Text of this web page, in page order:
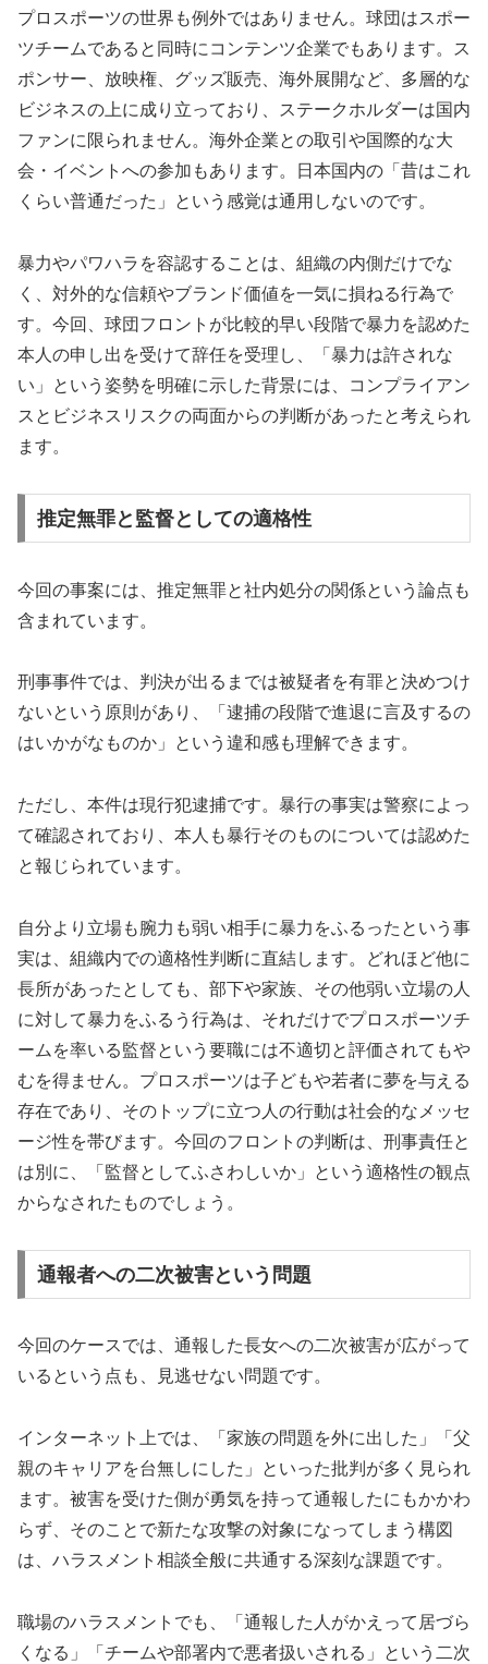
プロスポーツの世界も例外ではありません。球団はスポー
ツチームであると同時にコンテンツ企業でもあります。ス
ポンサー、放映権、グッズ販売、海外展開など、多層的な
ビジネスの上に成り立っており、ステークホルダーは国内
ファンに限られません。海外企業との取引や国際的な大
会・イベントへの参加もあります。日本国内の「昔はこれ
くらい普通だった」という感覚は通用しないのです。
暴力やパワハラを容認することは、組織の内側だけでな
く、対外的な信頼やブランド価値を一気に損ねる行為で
す。今回、球団フロントが比較的早い段階で暴力を認めた
本人の申し出を受けて辞任を受理し、「暴力は許されな
い」という姿勢を明確に示した背景には、コンプライアン
スとビジネスリスクの両面からの判断があったと考えられ
ます。
推定無罪と監督としての適格性
今回の事案には、推定無罪と社内処分の関係という論点も
含まれています。
刑事事件では、判決が出るまでは被疑者を有罪と決めつけ
ないという原則があり、「逮捕の段階で進退に言及するの
はいかがなものか」という違和感も理解できます。
ただし、本件は現行犯逮捕です。暴行の事実は警察によっ
て確認されており、本人も暴行そのものについては認めた
と報じられています。
自分より立場も腕力も弱い相手に暴力をふるったという事
実は、組織内での適格性判断に直結します。どれほど他に
長所があったとしても、部下や家族、その他弱い立場の人
に対して暴力をふるう行為は、それだけでプロスポーツチ
ームを率いる監督という要職には不適切と評価されてもや
むを得ません。プロスポーツは子どもや若者に夢を与える
存在であり、そのトップに立つ人の行動は社会的なメッセ
ージ性を帯びます。今回のフロントの判断は、刑事責任と
は別に、「監督としてふさわしいか」という適格性の観点
からなされたものでしょう。
通報者への二次被害という問題
今回のケースでは、通報した長女への二次被害が広がって
いるという点も、見逃せない問題です。
インターネット上では、「家族の問題を外に出した」「父
親のキャリアを台無しにした」といった批判が多く見られ
ます。被害を受けた側が勇気を持って通報したにもかかわ
らず、そのことで新たな攻撃の対象になってしまう構図
は、ハラスメント相談全般に共通する深刻な課題です。
職場のハラスメントでも、「通報した人がかえって居づら
くなる」「チームや部署内で悪者扱いされる」という二次